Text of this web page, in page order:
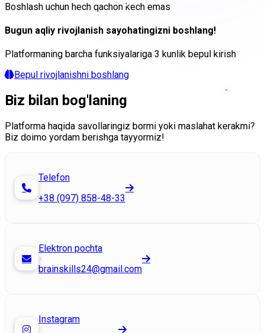
Boshlash uchun hech qachon kech emas
Bugun aqliy rivojlanish sayohatingizni boshlang!
Platformaning barcha funksiyalariga 3 kunlik bepul kirish
Bepul rivojlanishni boshlang
Biz bilan bog'laning
Platforma haqida savollaringiz bormi yoki maslahat kerakmi?
Biz doimo yordam berishga tayyormiz!
Telefon
+38 (097) 858-48-33
Elektron pochta
brainskills24@gmail.com
Instagram